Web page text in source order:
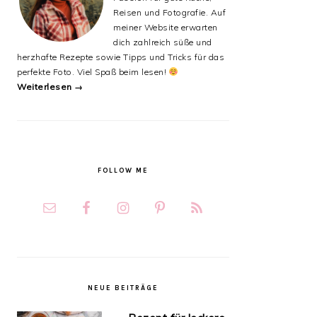
Reisen und Fotografie. Auf
meiner Website erwarten
dich zahlreich süße und
herzhafte Rezepte sowie Tipps und Tricks für das
perfekte Foto. Viel Spaß beim lesen!
Weiterlesen →
FOLLOW ME
NEUE BEITRÄGE